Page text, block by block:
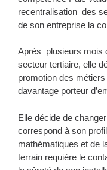
recentralisation des
de son entreprise la
Après plusieurs mois
secteur tertiaire, elle
promotion des
davantage porteur
Elle décide de
correspond à son
mathématiques et de
terrain requière le